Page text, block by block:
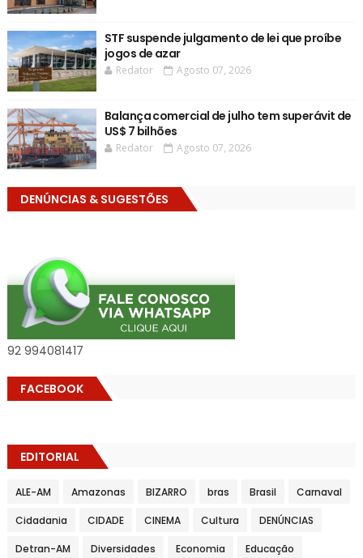
STF suspende julgamento de lei que proíbe
jogos de azar
Redator Agosto 07, 2026
Balança comercial de julho tem superávit de
US$ 7 bilhões
Redator Agosto 07, 2026
DENÚNCIAS & SUGESTÕES
92 994081417
FACEBOOK
EDITORIAL
ALE-AM Amazonas BIZARRO bras Brasil Carnaval
Cidadania CIDADE CINEMA Cultura DENÚNCIAS
Detran-AM Diversidades Economia Educação